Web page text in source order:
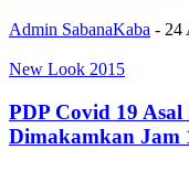
Admin SabanaKaba - 24
New Look 2015
PDP Covid 19
Dimakamkan Jam